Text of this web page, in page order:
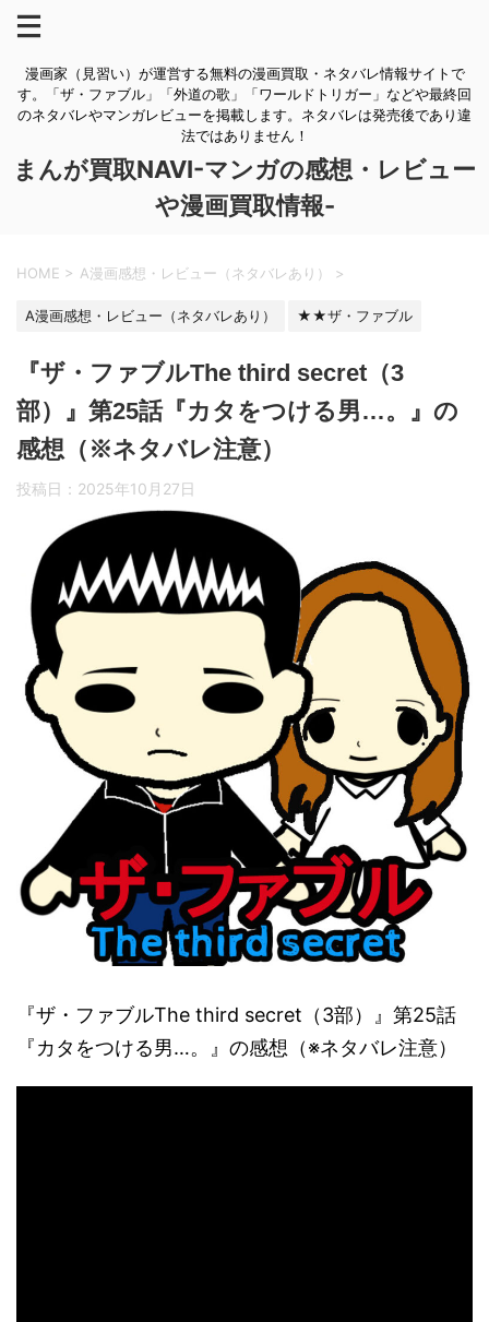
漫画家（見習い）が運営する無料の漫画買取・ネタバレ情報サイトで
す。「ザ・ファブル」「外道の歌」「ワールドトリガー」などや最終回
のネタバレやマンガレビューを掲載します。ネタバレは発売後であり違
法ではありません！
まんが買取NAVI-マンガの感想・レビュー
や漫画買取情報-
HOME > A漫画感想・レビュー（ネタバレあり） >
A漫画感想・レビュー（ネタバレあり） ★★ザ・ファブル
『ザ・ファブルThe third secret（3
部）』第25話『カタをつける男…。』の
感想（※ネタバレ注意）
投稿日： 2025年10月27日
『ザ・ファブルThe third secret（3部）』第25話
『カタをつける男…。』の感想（※ネタバレ注意）